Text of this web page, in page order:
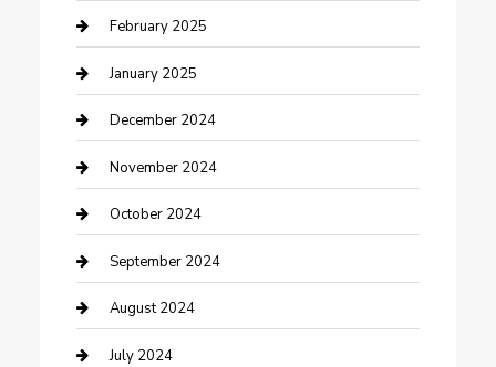
Cleaning Service
Closet Services
Clothing and Designers
clothing store
Communication and Technology
Community
Computer and Internet
Construction and Maintenance
February 2025
January 2025
December 2024
November 2024
October 2024
September 2024
August 2024
July 2024